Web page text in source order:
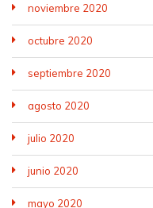
noviembre 2020
octubre 2020
septiembre 2020
agosto 2020
julio 2020
junio 2020
mayo 2020